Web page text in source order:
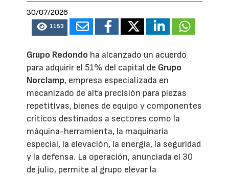
30/07/2026
1153
Grupo Redondo ha alcanzado un acuerdo
para adquirir el 51% del capital de Grupo
Norclamp, empresa especializada en
mecanizado de alta precisión para piezas
repetitivas, bienes de equipo y componentes
críticos destinados a sectores como la
máquina-herramienta, la maquinaria
especial, la elevación, la energía, la seguridad
y la defensa. La operación, anunciada el 30
de julio, permite al grupo elevar la